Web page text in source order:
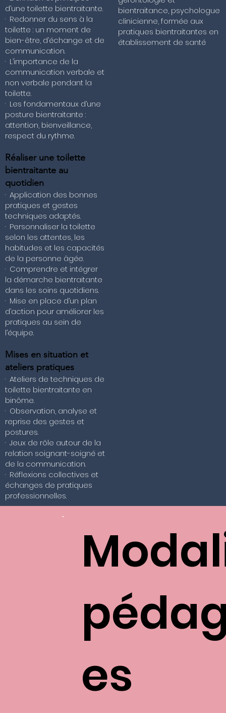
d’une toilette bientraitante.
· Redonner du sens à la
toilette : un moment de
bien-être, d’échange et de
communication.
· L’importance de la
communication verbale et
non verbale pendant la
toilette.
· Les fondamentaux d’une
posture bientraitante :
attention, bienveillance,
respect du rythme.
Réaliser une toilette
bientraitante au
quotidien
· Application des bonnes
pratiques et gestes
techniques adaptés.
· Personnaliser la toilette
selon les attentes, les
habitudes et les capacités
de la personne âgée.
· Comprendre et intégrer
la démarche bientraitante
dans les soins quotidiens.
· Mise en place d’un plan
d’action pour améliorer les
pratiques au sein de
l’équipe.
Mises en situation et
ateliers pratiques
· Ateliers de techniques de
toilette bientraitante en
binôme.
· Observation, analyse et
reprise des gestes et
postures.
· Jeux de rôle autour de la
relation soignant-soigné et
de la communication.
· Réflexions collectives et
échanges de pratiques
professionnelles.
bientraitance, psychologue
clinicienne, formée aux
pratiques bientraitantes en
établissement de santé
es